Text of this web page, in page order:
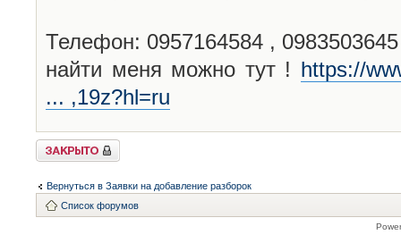
Телефон: 0957164584 , 0983503645
найти меня можно тут ! https://
... ,19z?hl=ru
Закрыто
Вернуться в Заявки на добавление разборок
Список форумов